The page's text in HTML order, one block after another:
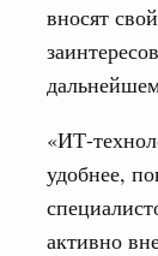
вносят
«ИТ-
удобнее,
активно
Развитие
Экономика
и